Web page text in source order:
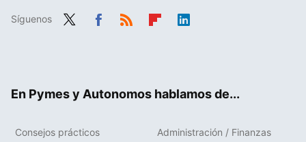
Síguenos
En Pymes y Autonomos hablamos de...
Consejos prácticos Administración / Finanzas